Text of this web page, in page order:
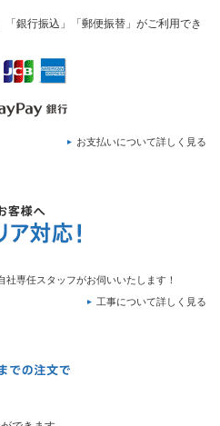
「銀行振込」「郵便振替」がご利用でき
お支払いについて詳しく見る
専任スタッフがお伺いいたします！
工事について詳しく見る